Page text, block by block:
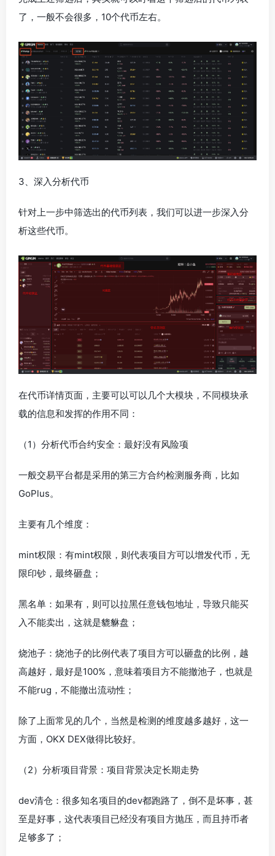
了，一般不会很多，10个代币左右。
3、深入分析代币
针对上一步中筛选出的代币列表，我们可以进一步深入分
析这些代币。
在代币详情页面，主要可以可以几个大模块，不同模块承
载的信息和发挥的作用不同：
（1）分析代币合约安全：最好没有风险项
一般交易平台都是采用的第三方合约检测服务商，比如
GoPlus。
主要有几个维度：
mint权限：有mint权限，则代表项目方可以增发代币，无
限印钞，最终砸盘；
黑名单：如果有，则可以拉黑任意钱包地址，导致只能买
入不能卖出，这就是貔貅盘；
烧池子：烧池子的比例代表了项目方可以砸盘的比例，越
高越好，最好是100%，意味着项目方不能撤池子，也就是
不能rug，不能撤出流动性；
除了上面常见的几个，当然是检测的维度越多越好，这一
方面，OKX DEX做得比较好。
（2）分析项目背景：项目背景决定长期走势
dev清仓：很多知名项目的dev都跑路了，倒不是坏事，甚
至是好事，这代表项目已经没有项目方抛压，而且持币者
足够多了；